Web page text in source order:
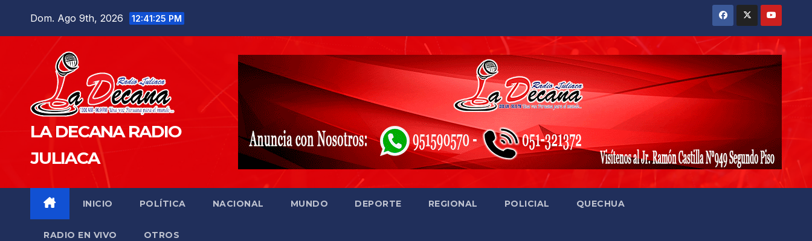
Dom. Ago 9th, 2026 12:41:26 PM
LA DECANA RADIO
JULIACA
INICIO POLÍTICA NACIONAL MUNDO DEPORTE REGIONAL POLICIAL QUECHUA
RADIO EN VIVO OTROS